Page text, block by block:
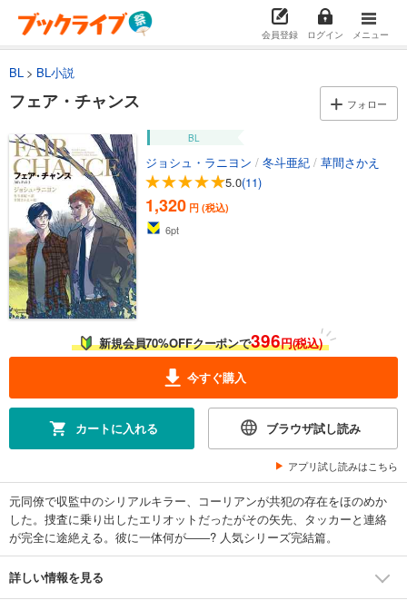
会員登録 ログイン メニュー
BL BL小説
フェア・チャンス フォロー
BL
ジョシュ・ラニヨン / 冬斗亜紀 / 草間さかえ
5.0(11)
1,320 円 (税込)
6pt
新規会員70%OFFクーポンで396円(税込)
今すぐ購入
カートに入れる ブラウザ試し読み
アプリ試し読みはこちら
元同僚で収監中のシリアルキラー、コーリアンが共犯の存在をほのめか
した。捜査に乗り出したエリオットだったがその矢先、タッカーと連絡
が完全に途絶える。彼に一体何が――? 人気シリーズ完結篇。
詳しい情報を見る